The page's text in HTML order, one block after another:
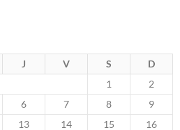
J V S
D
1
2
6 7 8
9
13 14 15
16